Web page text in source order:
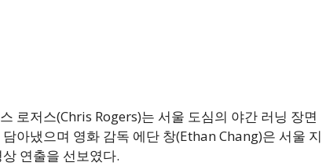
로저스(Chris Rogers)는 서울 도심의 야간 러닝 장면
아냈으며 영화 감독 에단 창(Ethan Chang)은 서울 지
연출을 선보였다.